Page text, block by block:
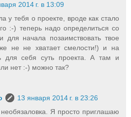
2014 г. в 13:09
у тебя о проекте, вроде как стало
:-) теперь надо определиться со
для начала позаимствовать твое
не не хватает смелости!) и на
для себя суть проекта. А там и
нет :-) можно так?
13 января 2014 г. в 23:26
Я просто приглашаю